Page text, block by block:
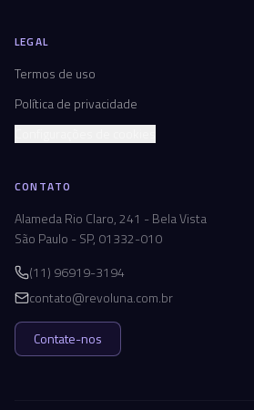
LEGAL
Termos de uso
Política de privacidade
CONTATO
Alameda Rio Claro, 241 - Bela Vista
São Paulo - SP, 01332-010
(11) 96919-3194
contato@revoluna.com.br
Contate-nos